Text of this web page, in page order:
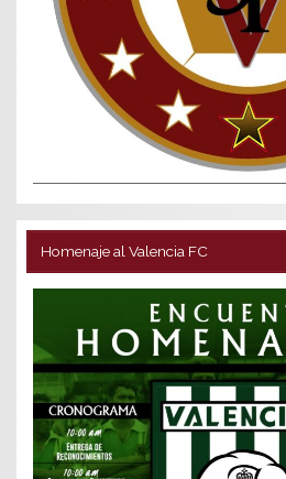
Homenaje al Valencia FC